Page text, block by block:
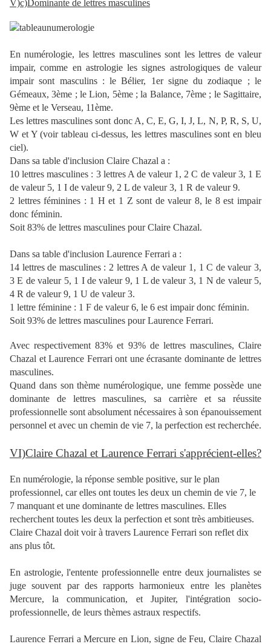
V)c)Dominante de lettres masculines
En numérologie, les lettres masculines sont les lettres de valeur
impair, comme en astrologie les signes astrologiques de valeur
impair sont masculins : le Bélier, 1er signe du zodiaque ; le
Gémeaux, 3ème ; le Lion, 5ème ; la Balance, 7ème ; le Sagittaire,
9ème et le Verseau, 11ème.
Les lettres masculines sont donc A, C, E, G, I, J, L, N, P, R, S, U,
W et Y (voir tableau ci-dessus, les lettres masculines sont en bleu
ciel).
Dans sa table d'inclusion Claire Chazal a :
10 lettres masculines : 3 lettres A de valeur 1, 2 C de valeur 3, 1 E
de valeur 5, 1 I de valeur 9, 2 L de valeur 3, 1 R de valeur 9.
2 lettres féminines : 1 H et 1 Z sont de valeur 8, le 8 est impair
donc féminin.
Soit 83% de lettres masculines pour Claire Chazal.
Dans sa table d'inclusion Laurence Ferrari a :
14 lettres de masculines : 2 lettres A de valeur 1, 1 C de valeur 3,
3 E de valeur 5, 1 I de valeur 9, 1 L de valeur 3, 1 N de valeur 5,
4 R de valeur 9, 1 U de valeur 3.
1 lettre féminine : 1 F de valeur 6, le 6 est impair donc féminin.
Soit 93% de lettres masculines pour Laurence Ferrari.
Avec respectivement 83% et 93% de lettres masculines, Claire
Chazal et Laurence Ferrari ont une écrasante dominante de lettres
masculines.
Quand dans son thème numérologique, une femme possède une
dominante de lettres masculines, sa carrière et sa réussite
professionnelle sont absolument nécessaires à son épanouissement
personnel et avec un chemin de vie 7, la perfection est recherchée.
VI)Claire Chazal et Laurence Ferrari s'apprécient-elles?
En numérologie, la réponse semble positive, sur le plan
professionnel, car elles ont toutes les deux un chemin de vie 7, le
7 manquant et une dominante de lettres masculines. Elles
recherchent toutes les deux la perfection et sont très ambitieuses.
Claire Chazal doit voir à travers Laurence Ferrari son reflet dix
ans plus tôt.
En astrologie, l'entente professionnelle entre deux journalistes se
juge souvent par des rapports harmonieux entre les planètes
Mercure, la communication, et Jupiter, l'intégration socio-
professionnelle, de leurs thèmes astraux respectifs.
Laurence Ferrari a Mercure en Lion, signe de Feu, Claire Chazal